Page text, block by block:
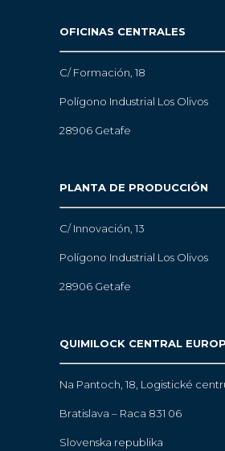
OFICINAS CENTRALES
C/ Formación, 18
Polígono Industrial Los Olivos
28906 Getafe
PLANTA DE PRODUCCIÓN
C/ Innovación, 13
Polígono Industrial Los Olivos
28906 Getafe
QUIMILOCK CENTRAL
Na Pantoch, 18, Logistické
Bratislava – Raca 831 06
Slovenska republika